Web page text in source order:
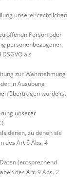
unserer rechtlichen
Person oder
personenbezogener
als
zur Wahrnehmung
in Ausübung
übertragen wurde ist
unserer
denen, zu denen sie
des Art 6 Abs. 4
(entsprechend
des Art. 9 Abs. 2